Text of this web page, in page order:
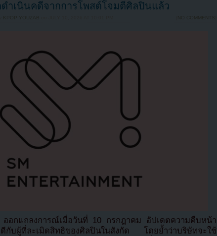
ำเนินคดีจากการโพสต์โจมตีศิลปินแล้ว
KPOP YOUZAB NO COMMENTS
ออกแถลงการณ์เมื่อวันที่ 10 กรกฎาคม อัปเดตความคืบหน้า
ดีกับผู้ที่ละเมิดสิทธิของศิลปินในสังกัด โดยย้ำว่าบริษัทจะใช้